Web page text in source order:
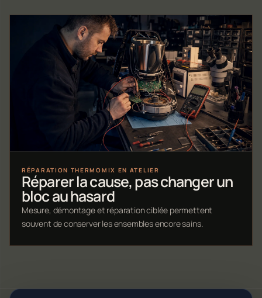
RÉPARATION THERMOMIX EN ATELIER
Réparer la cause, pas changer un
bloc au hasard
Mesure, démontage et réparation ciblée permettent
souvent de conserver les ensembles encore sains.